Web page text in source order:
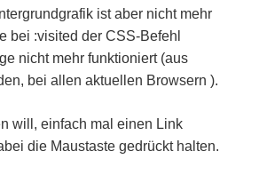
ist aber nicht mehr
bei :visited der CSS-Befehl
nicht mehr funktioniert (aus
bei allen aktuellen Browsern ).
will, einfach mal einen Link
die Maustaste gedrückt halten.